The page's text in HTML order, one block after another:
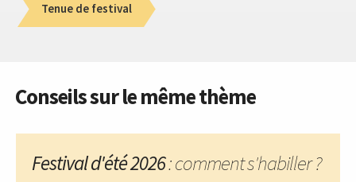
Tenue de festival
Conseils sur le même thème
Festival d'été 2026: comment s'habiller ?